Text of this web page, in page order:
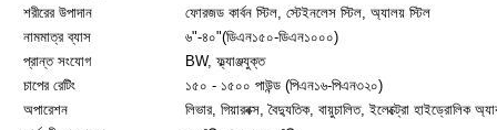
শরীরের উপাদান
ফোরজড কার্বন স্টিল, স্টেইনলেস স্টিল, অ্যালয় স্টিল
নামমাত্র ব্যাস
৬"-৪০"(ডিএন১৫০-ডিএন১০০০)
প্রান্ত সংযোগ
BW, ফ্ল্যাঞ্জযুক্ত
চাপের রেটিং
১৫০ - ১৫০০ পাউন্ড (পিএন১৬-পিএন৩২০)
অপারেশন
লিভার, গিয়ারবক্স, বৈদ্যুতিক, বায়ুচালিত, ইলেক্ট্রো হাইড্রোলিক